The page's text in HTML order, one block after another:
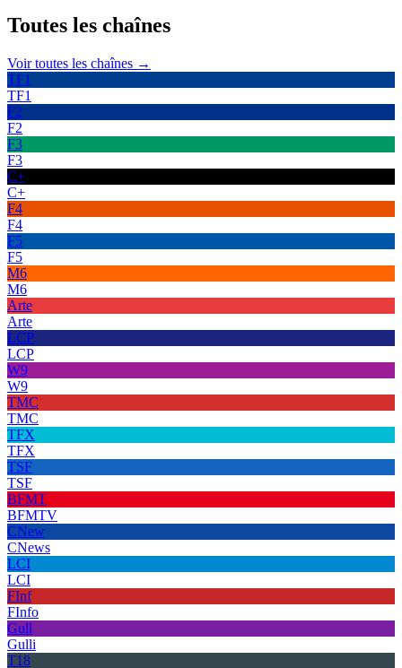
Toutes les chaînes
Voir toutes les chaînes →
TF1
TF1
F2
F2
F3
F3
C+
C+
F4
F4
F5
F5
M6
M6
Arte
Arte
LCP
LCP
W9
W9
TMC
TMC
TFX
TFX
TSF
TSF
BFMT
BFMTV
CNew
CNews
LCI
LCI
FInf
FInfo
Gull
Gulli
T18